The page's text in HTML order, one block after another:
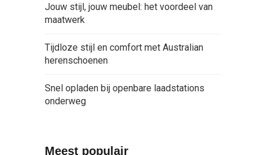
Jouw stijl, jouw meubel: het voordeel van
maatwerk
Tijdloze stijl en comfort met Australian
herenschoenen
Snel opladen bij openbare laadstations
onderweg
Meest populair